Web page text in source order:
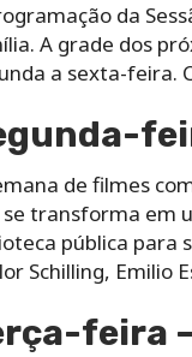
da
A grade dos
a sexta-feira.
de filmes
se transforma em
pública para
Schilling, Emilio
feira